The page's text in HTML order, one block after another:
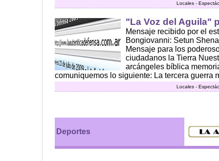
Locales -
"La Voz del Aguila"
Mensaje recibido por el
Bongiovanni: Setun
Mensaje para los
ciudadanos la Tierra
arcángeles bíblica
comuniquemos lo siguiente: La tercera guerra
Locales -
Deportes